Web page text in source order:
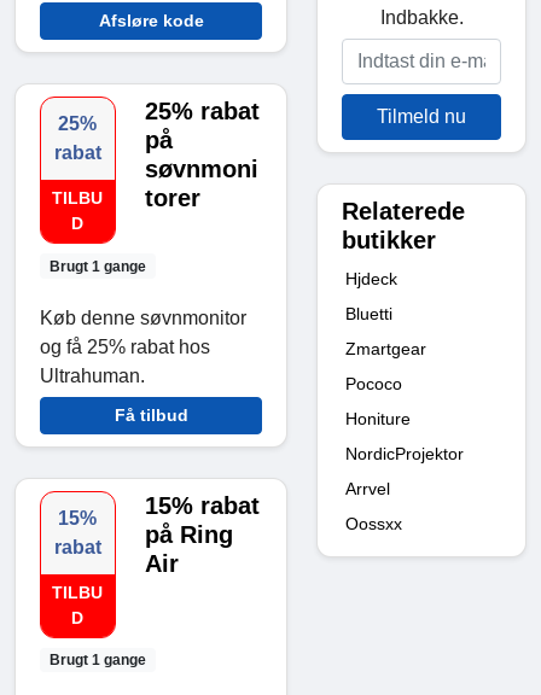
Afsløre kode
25%
rabat
TILBU
D
Brugt 1 gange
25% rabat
på
søvnmoni
torer
Køb denne søvnmonitor
og få 25% rabat hos
Ultrahuman.
Få tilbud
15%
rabat
TILBU
D
Brugt 1 gange
15% rabat
på Ring
Air
Indbakke.
Tilmeld nu
Relaterede
butikker
Hjdeck
Bluetti
Zmartgear
Pococo
Honiture
NordicProjektor
Arrvel
Oossxx